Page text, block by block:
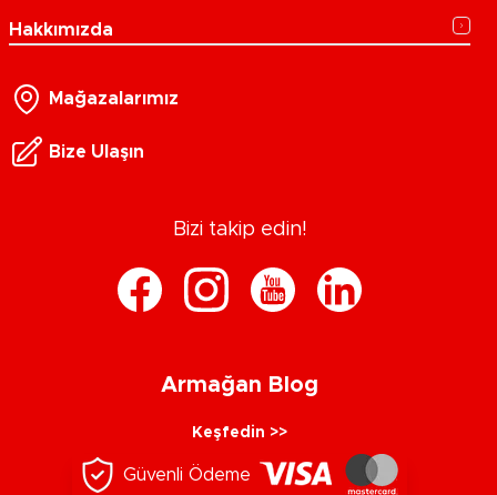
Hakkımızda
Mağazalarımız
Bize Ulaşın
Bizi takip edin!
Armağan Blog
Keşfedin >>
Güvenli Ödeme